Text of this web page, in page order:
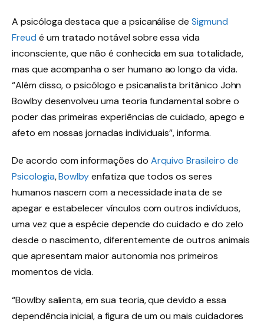
A psicóloga destaca que a psicanálise deSigmund
Freud é um tratado notável sobre essa vida
inconsciente, que não é conhecida em sua totalidade,
mas que acompanha o ser humano ao longo da vida.
“Além disso, o psicólogo e psicanalista britânico John
Bowlby desenvolveu uma teoria fundamental sobre o
poder das primeiras experiências de cuidado, apego e
afeto em nossas jornadas individuais”, informa.
De acordo com informações do Arquivo Brasileiro de
Psicologia,Bowlbyenfatiza que todos os seres
humanos nascem com a necessidade inata de se
apegar e estabelecer vínculos com outros indivíduos,
uma vez que a espécie depende do cuidado e do zelo
desde o nascimento, diferentemente de outros animais
que apresentam maior autonomia nos primeiros
momentos de vida.
“Bowlby salienta, em sua teoria, que devido a essa
dependência inicial, a figura de um ou mais cuidadores